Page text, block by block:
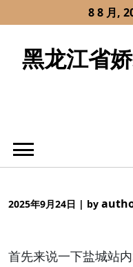
to
8 8 月,
黑龙江省
2025年9月24日 | by
首先来说一下盐城站内